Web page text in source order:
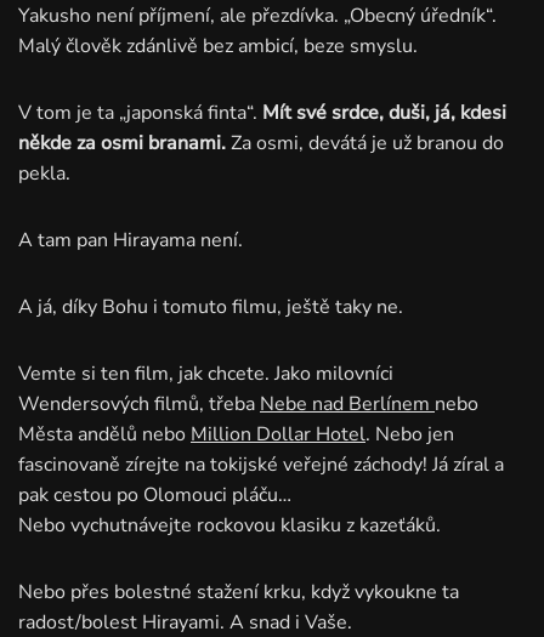
Yakusho není příjmení, ale přezdívka. „Obecný úředník“.
Malý člověk zdánlivě bez ambicí, beze smyslu.
V tom je ta „japonská finta“. Mít své srdce, duši, já, kdesi
někde za osmi branami.Za osmi, devátá je už branou do
pekla.
A tam pan Hirayama není.
A já, díky Bohu i tomuto filmu, ještě taky ne.
Vemte si ten film, jak chcete. Jako milovníci
Wendersových filmů, třeba Nebe nad Berlínem nebo
Města andělů nebo Million Dollar Hotel. Nebo jen
fascinovaně zírejte na tokijské veřejné záchody! Já zíral a
pak cestou po Olomouci pláču…
Nebo vychutnávejte rockovou klasiku z kazeťáků.
Nebo přes bolestné stažení krku, když vykoukne ta
radost/bolest Hirayami. A snad i Vaše.